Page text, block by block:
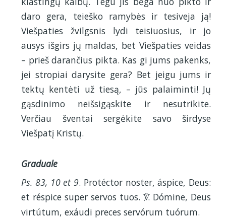
daro gera, teieško ramybės ir tesiveja ją!
Viešpaties žvilgsnis lydi teisiuosius, ir jo
ausys išgirs jų maldas, bet Viešpaties veidas
– prieš darančius pikta. Kas gi jums pakenks,
jei stropiai darysite gera? Bet jeigu jums ir
tektų kentėti už tiesą, – jūs palaiminti! Jų
gąsdinimo neišsigąskite ir nesutrikite.
Verčiau šventai sergėkite savo širdyse
Viešpatį Kristų.
Graduale
Ps. 83, 10 et 9. Protéctor noster, áspice, Deus:
et réspice super servos tuos. V. Dómine, Deus
virtútum, exáudi preces servórum tuórum.